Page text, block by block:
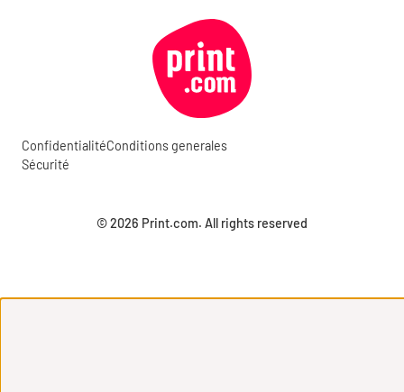
© 2026 Print.com. All rights reserved
ConfidentialitéConditions generales
Sécurité